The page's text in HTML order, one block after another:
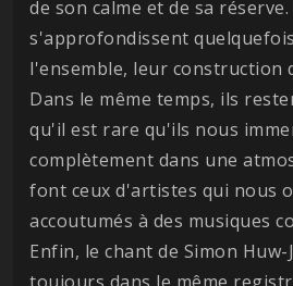
de son calme et de sa
s'approfondissent
l'ensemble, leur construction
Dans le même temps, ils
qu'il est rare qu'ils nous
complètement dans une
font ceux d'artistes qui nous
accoutumés à des musiques
Enfin, le chant de Simon